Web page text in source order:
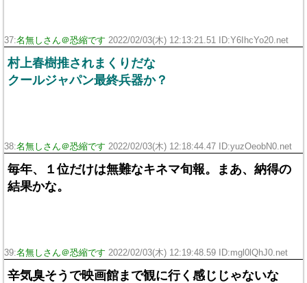
37:名無しさん＠恐縮です 2022/02/03(木) 12:13:21.51 ID:Y6IhcYo20.net
村上春樹推されまくりだな
クールジャパン最終兵器か？
38:名無しさん＠恐縮です 2022/02/03(木) 12:18:44.47 ID:yuzOeobN0.net
毎年、１位だけは無難なキネマ旬報。まあ、納得の
結果かな。
39:名無しさん＠恐縮です 2022/02/03(木) 12:19:48.59 ID:mgl0lQhJ0.net
辛気臭そうで映画館まで観に行く感じじゃないな